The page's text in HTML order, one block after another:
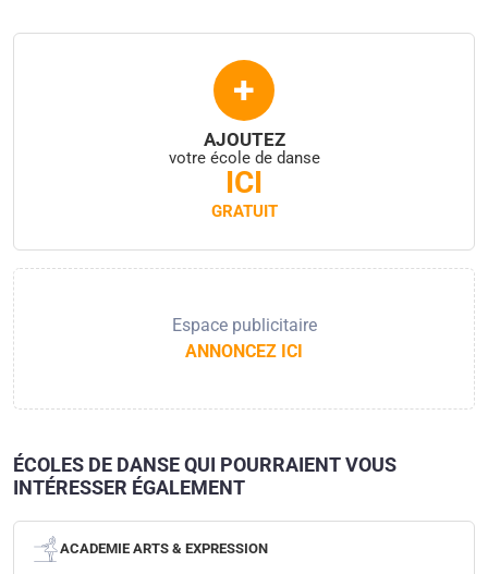
+
AJOUTEZ
votre école de danse
ICI
GRATUIT
Espace publicitaire
ANNONCEZ ICI
ÉCOLES DE DANSE QUI POURRAIENT VOUS
INTÉRESSER ÉGALEMENT
ACADEMIE ARTS & EXPRESSION